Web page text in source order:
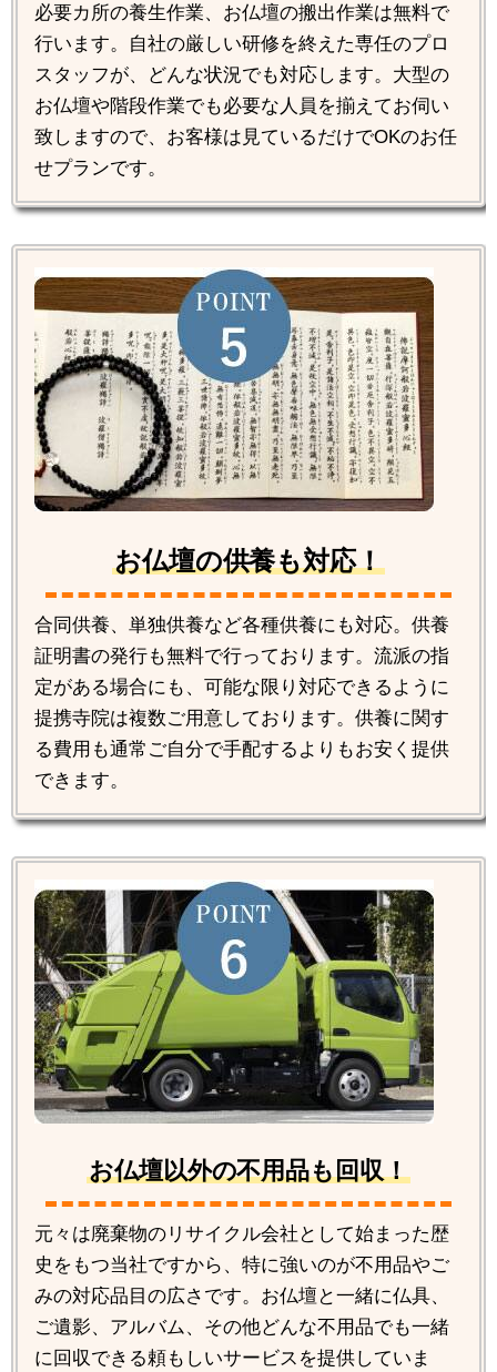
必要カ所の養生作業、お仏壇の搬出作業は無料で
行います。自社の厳しい研修を終えた専任のプロ
スタッフが、どんな状況でも対応します。大型の
お仏壇や階段作業でも必要な人員を揃えてお伺い
致しますので、お客様は見ているだけでOKのお任
せプランです。
お仏壇の供養も対応！
合同供養、単独供養など各種供養にも対応。供養
証明書の発行も無料で行っております。流派の指
定がある場合にも、可能な限り対応できるように
提携寺院は複数ご用意しております。供養に関す
る費用も通常ご自分で手配するよりもお安く提供
できます。
お仏壇以外の不用品も回収！
元々は廃棄物のリサイクル会社として始まった歴
史をもつ当社ですから、特に強いのが不用品やご
みの対応品目の広さです。お仏壇と一緒に仏具、
ご遺影、アルバム、その他どんな不用品でも一緒
に回収できる頼もしいサービスを提供していま